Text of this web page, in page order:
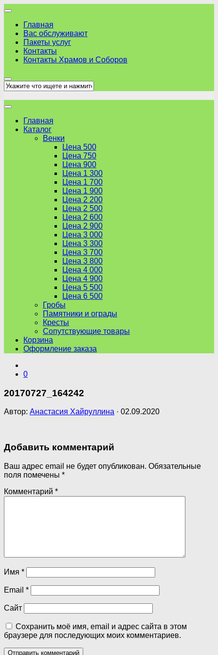
Skip
contentГлавная
Вас обслуживают
Пакеты услуг
Контакты
Контакты Храмов и Соборов
Главная
Каталог
Венки
Цена 500
Цена 750
Цена 900
Цена 1 300
Цена 1 700
Цена 1 900
Цена 2 200
Цена 2 500
Цена 2 600
Цена 2 900
Цена 3 000
Цена 3 300
Цена 3 700
Цена 3 800
Цена 4 000
Цена 4 900
Цена 5 500
Цена 6 500
Гробы
Памятники и ограды
Кресты
Сопутствующие товары
Корзина
Оформление заказа
0
20170727_164242
Автор: Анастасия Хайруллина · 02.09.2020
Добавить комментарий
Ваш адрес email не будет опубликован. Обязательные
поля помечены *
Комментарий *
Имя *
Email *
Сайт
Сохранить моё имя, email и адрес сайта в этом
браузере для последующих моих комментариев.